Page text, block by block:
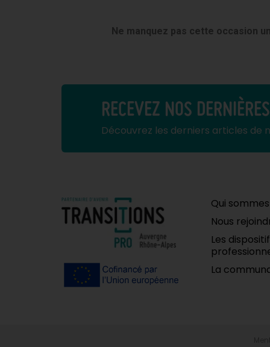
Ne manquez pas cette occasion
RECEVEZ NOS
Découvrez les derniers articles de
Qui
Nous
Les
La